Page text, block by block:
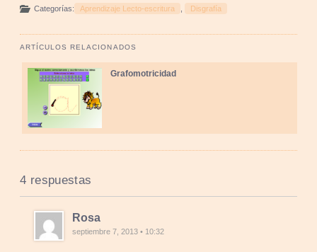
Categorías: Aprendizaje Lecto-escritura Disgrafía
ARTÍCULOS RELACIONADOS
Grafomotricidad
4 respuestas
Rosa
septiembre 7, 2013 • 10:32